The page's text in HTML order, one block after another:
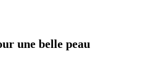
une belle peau